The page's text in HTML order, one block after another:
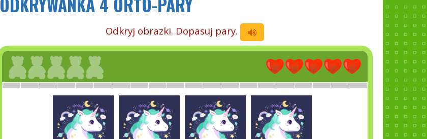
Odkryj obrazki. Dopasuj pary.